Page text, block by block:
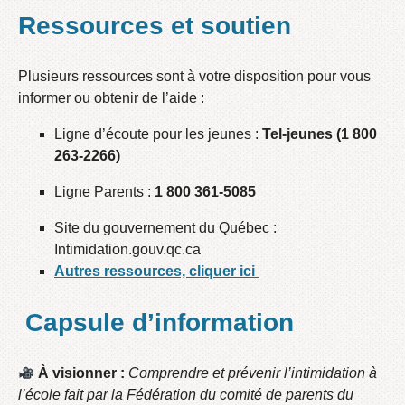
Ressources et soutien
Plusieurs ressources sont à votre disposition pour vous
informer ou obtenir de l’aide :
Ligne d’écoute pour les jeunes : Tel-jeunes (1 800
263-2266)
Ligne Parents : 1 800 361-5085
Site du gouvernement du Québec :
Intimidation.gouv.qc.ca
Autres ressources, cliquer ici
Capsule d’information
À visionner : Comprendre et prévenir l’intimidation à
l’école fait par la Fédération du comité de parents du